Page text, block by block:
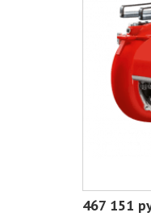
467 151